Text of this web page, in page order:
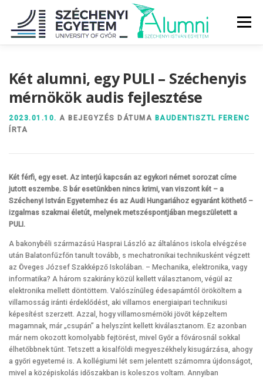
tartalomhoz
Menü
DIPLOMÁN TÚL
Két alumni, egy PULI – Széchenyis
mérnökök audis fejlesztése
2023.01.10. A BEJEGYZÉS DÁTUMA BAUDENTISZTL FERENC
ÍRTA
Két férfi, egy eset. Az interjú kapcsán az egykori német sorozat címe
jutott eszembe. S bár esetünkben nincs krimi, van viszont két – a
Széchenyi István Egyetemhez és az Audi Hungariához egyaránt köthető –
izgalmas szakmai életút, melynek metszéspontjában megszületett a
PULI.
A bakonybéli származású Hasprai László az általános iskola elvégzése
után Balatonfűzfőn tanult tovább, s mechatronikai technikusként végzett
az Öveges József Szakképző Iskolában. – Mechanika, elektronika, vagy
informatika? A három szakirány közül kellett választanom, végül az
elektronika mellett döntöttem. Valószínűleg édesapámtól örököltem a
villamosság iránti érdeklődést, aki villamos energiaipari technikusi
képesítést szerzett. Azzal, hogy villamosmérnöki jövőt képzeltem
magamnak, már „csupán” a helyszínt kellett kiválasztanom. Ez azonban
már nem okozott komolyabb fejtörést, mivel Győr a fővárosnál sokkal
élhetőbbnek tűnt. Tetszett a kisalföldi megyeszékhely kisugárzása, ahogy
a győri egyetemé is. A kollégiumi lét sem jelentett számomra újdonságot,
mivel a középiskolás időszakban is koleszos voltam. Annyiban